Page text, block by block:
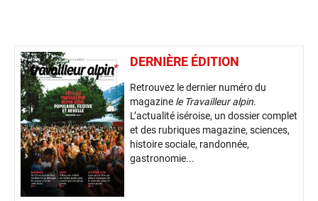
DERNIÈRE ÉDITION
Retrouvez le dernier numéro du
magazine le Travailleur alpin.
L’actualité iséroise, un dossier complet
et des rubriques magazine, sciences,
histoire sociale, randonnée,
gastronomie...